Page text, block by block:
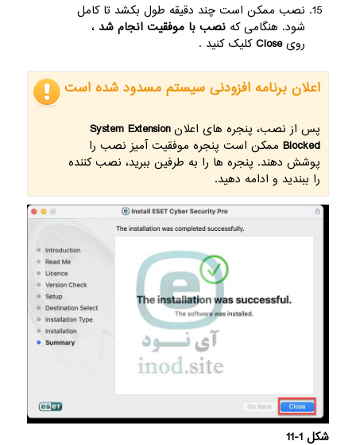
نصب ممکن است چند دقیقه طول بکشد تا کامل
شود. هنگامی که نصب با موفقیت انجام شد ،
رویCloseکلیک کنید .
اعلان برنامه افزودنی سیستم مسدود شده است
پس از نصب، پنجره های اعلانSystem Extension
Blockedممکن است پنجره موفقیت آمیز نصب را
پوشش دهند. پنجره ها را به طرفین ببرید، نصب کننده
را ببندید و ادامه دهید.
شکل 1-11